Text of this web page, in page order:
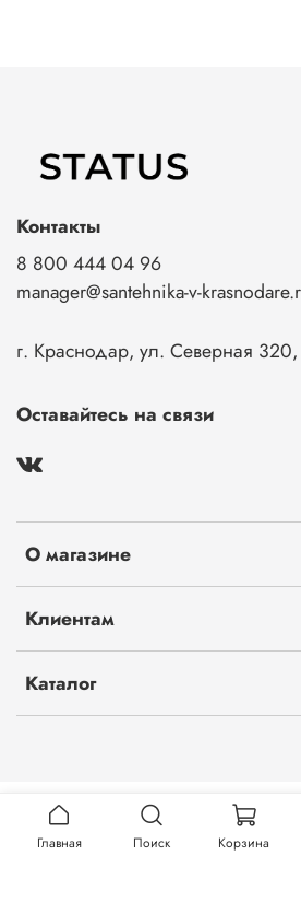
О магазине
Клиентам
Каталог
Контакты
8 800 444 04 96
manager@santehnika-v-
г. Краснодар, ул. Северная
Оставайтесь на связи
Главная Поиск Корзина